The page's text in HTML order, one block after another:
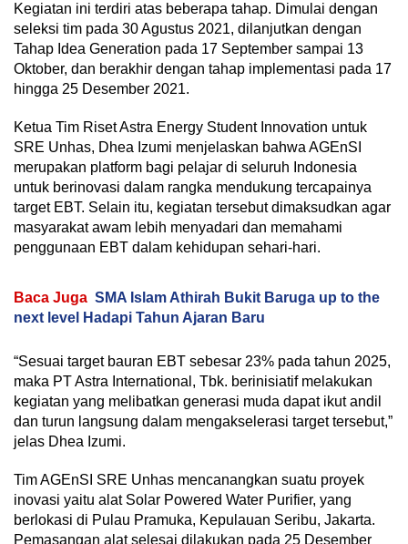
Kegiatan ini terdiri atas beberapa tahap. Dimulai dengan
seleksi tim pada 30 Agustus 2021, dilanjutkan dengan
Tahap Idea Generation pada 17 September sampai 13
Oktober, dan berakhir dengan tahap implementasi pada 17
hingga 25 Desember 2021.
Ketua Tim Riset Astra Energy Student Innovation untuk
SRE Unhas, Dhea Izumi menjelaskan bahwa AGEnSI
merupakan platform bagi pelajar di seluruh Indonesia
untuk berinovasi dalam rangka mendukung tercapainya
target EBT. Selain itu, kegiatan tersebut dimaksudkan agar
masyarakat awam lebih menyadari dan memahami
penggunaan EBT dalam kehidupan sehari-hari.
Baca Juga SMA Islam Athirah Bukit Baruga up to the
next level Hadapi Tahun Ajaran Baru
“Sesuai target bauran EBT sebesar 23% pada tahun 2025,
maka PT Astra International, Tbk. berinisiatif melakukan
kegiatan yang melibatkan generasi muda dapat ikut andil
dan turun langsung dalam mengakselerasi target tersebut,”
jelas Dhea Izumi.
Tim AGEnSI SRE Unhas mencanangkan suatu proyek
inovasi yaitu alat Solar Powered Water Purifier, yang
berlokasi di Pulau Pramuka, Kepulauan Seribu, Jakarta.
Pemasangan alat selesai dilakukan pada 25 Desember